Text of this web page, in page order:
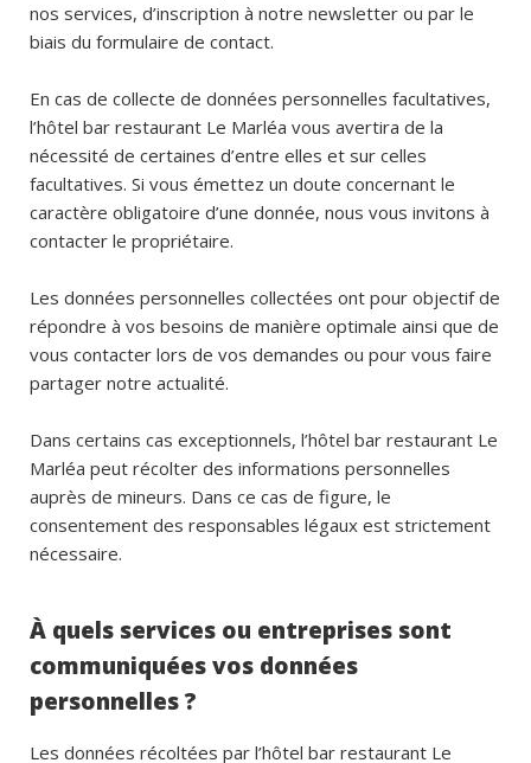
nos services, d’inscription à notre newsletter ou par le
biais du formulaire de contact.
En cas de collecte de données personnelles facultatives,
l’hôtel bar restaurant Le Marléa vous avertira de la
nécessité de certaines d’entre elles et sur celles
facultatives. Si vous émettez un doute concernant le
caractère obligatoire d’une donnée, nous vous invitons à
contacter le propriétaire.
Les données personnelles collectées ont pour objectif de
répondre à vos besoins de manière optimale ainsi que de
vous contacter lors de vos demandes ou pour vous faire
partager notre actualité.
Dans certains cas exceptionnels, l’hôtel bar restaurant Le
Marléa peut récolter des informations personnelles
auprès de mineurs. Dans ce cas de figure, le
consentement des responsables légaux est strictement
nécessaire.
À quels services ou entreprises sont
communiquées vos données
personnelles ?
Les données récoltées par l’hôtel bar restaurant Le